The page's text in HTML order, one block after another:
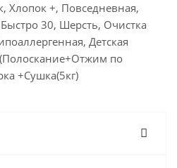
+, Повседневная,
30, Шерсть, Очистка
Детская
по
+Сушка(5кг)